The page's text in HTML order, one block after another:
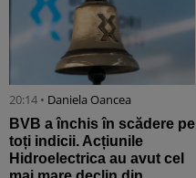
20:14 • Daniela Oancea
BVB a închis în scădere pe
toți indicii. Acțiunile
Hidroelectrica au avut cel